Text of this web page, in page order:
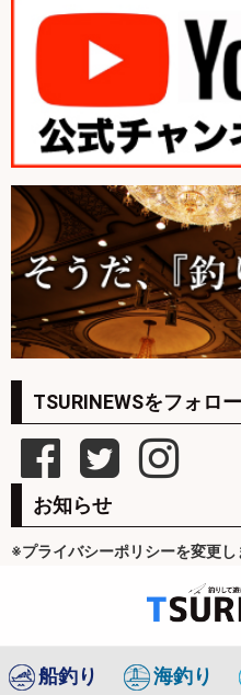
TSURINEWSをフォロ
お知らせ
※プライバシーポリシーを変更し
船釣り 海釣り